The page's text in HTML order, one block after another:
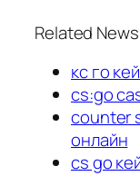
Related
кс го
cs:go
counter
онлайн
cs go